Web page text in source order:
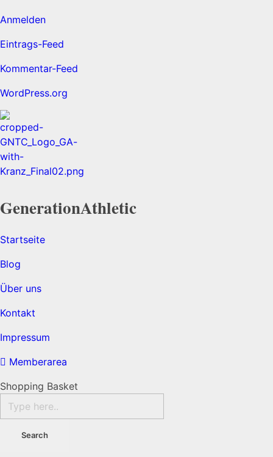
Anmelden
Eintrags-Feed
Kommentar-Feed
WordPress.org
GenerationAthletic
Startseite
Blog
Über uns
Kontakt
Impressum
Memberarea
Shopping Basket